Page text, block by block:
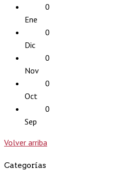
0
Ene
0
Dic
0
Nov
0
Oct
0
Sep
Volver arriba
Categorías